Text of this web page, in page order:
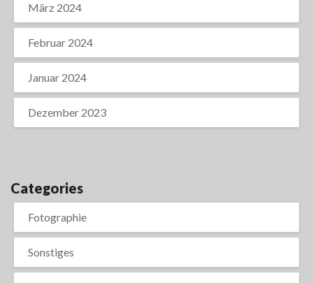
März 2024
Februar 2024
Januar 2024
Dezember 2023
Categories
Fotographie
Sonstiges